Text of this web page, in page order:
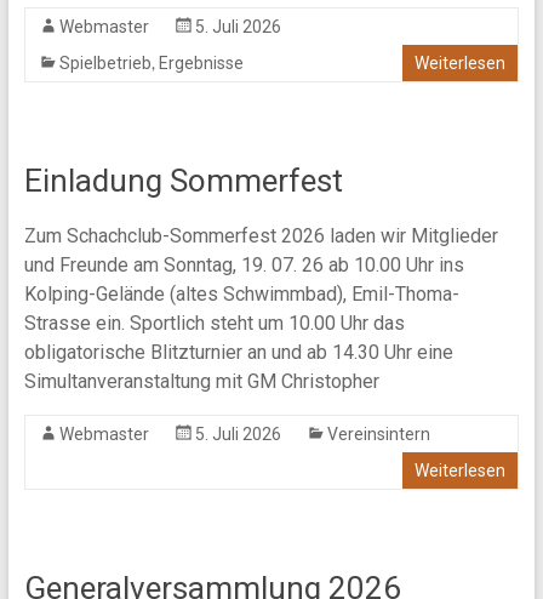
Webmaster
5. Juli 2026
Spielbetrieb, Ergebnisse Weiterlesen
Einladung Sommerfest
Zum Schachclub-Sommerfest 2026 laden wir Mitglieder
und Freunde am Sonntag, 19. 07. 26 ab 10.00 Uhr ins
Kolping-Gelände (altes Schwimmbad), Emil-Thoma-
Strasse ein. Sportlich steht um 10.00 Uhr das
obligatorische Blitzturnier an und ab 14.30 Uhr eine
Simultanveranstaltung mit GM Christopher
Webmaster 5. Juli 2026
Vereinsintern
Weiterlesen
Generalversammlung 2026